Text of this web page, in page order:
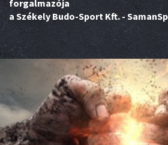
forgalmazója
a Székely Budo-Sport Kft. -